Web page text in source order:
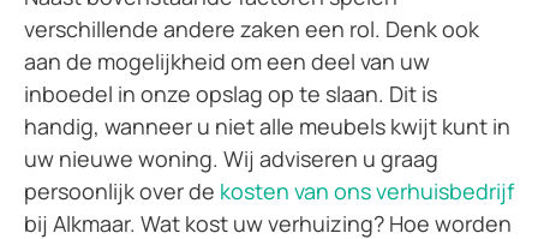
verschillende andere zaken een rol. Denk ook
aan de mogelijkheid om een deel van uw
inboedel in onze opslag op te slaan. Dit is
handig, wanneer u niet alle meubels kwijt kunt in
uw nieuwe woning. Wij adviseren u graag
persoonlijk over de kosten van ons verhuisbedrijf
bij Alkmaar. Wat kost uw verhuizing? Hoe worden